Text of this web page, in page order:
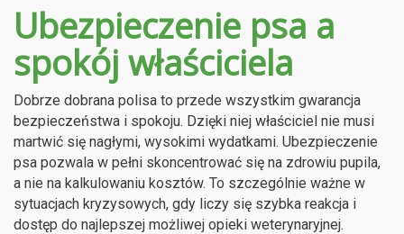
Ubezpieczenie psa a
spokój właściciela
Dobrze dobrana polisa to przede wszystkim gwarancja
bezpieczeństwa i spokoju. Dzięki niej właściciel nie musi
martwić się nagłymi, wysokimi wydatkami. Ubezpieczenie
psa pozwala w pełni skoncentrować się na zdrowiu pupila,
a nie na kalkulowaniu kosztów. To szczególnie ważne w
sytuacjach kryzysowych, gdy liczy się szybka reakcja i
dostęp do najlepszej możliwej opieki weterynaryjnej.